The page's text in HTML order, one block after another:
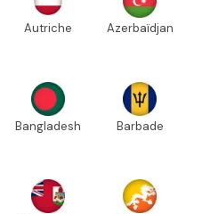
Autriche Azerbaïdjan
Bangladesh Barbade